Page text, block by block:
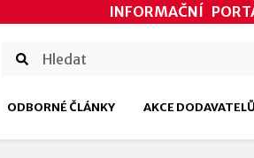
INFORMAČNÍ
ODBORNÉ ČLÁNKY AKCE DODAVATELŮ